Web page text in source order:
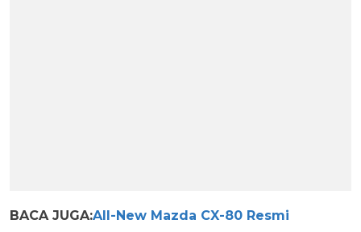
BACA JUGA:All-New Mazda CX-80 Resmi